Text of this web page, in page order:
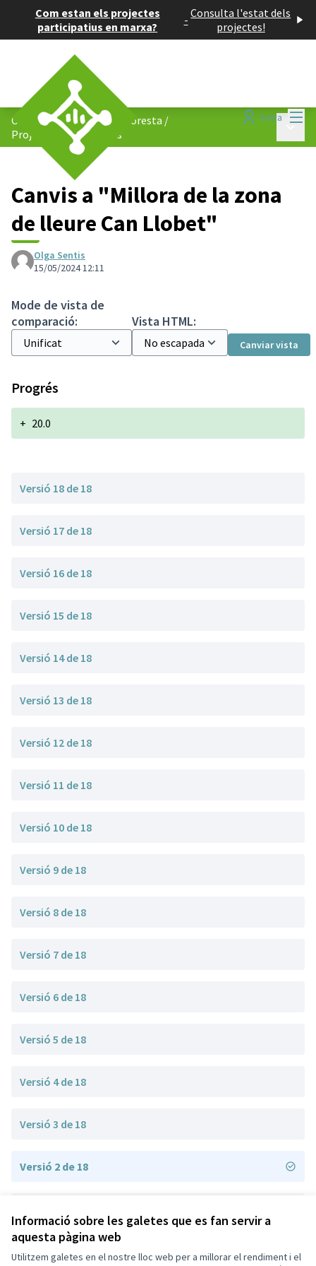
Informació sobre les galetes que es fan servir a
aquesta pàgina web
Utilitzem galetes en el nostre lloc web per a millorar el rendiment i el
Com estan els projectes
participatius en marxa?
- Consulta l'estat dels
projectes!
Entra
Consell de Barris de La Floresta /
Projectes participatius
Canvis a "Millora de la zona
de lleure Can Llobet"
Olga Sentis
15/05/2024 12:11
Mode de vista de
comparació:
Vista HTML:
Canviar vista
Progrés
+ 20.0
Versió 18 de 18
Versió 17 de 18
Versió 16 de 18
Versió 15 de 18
Versió 14 de 18
Versió 13 de 18
Versió 12 de 18
Versió 11 de 18
Versió 10 de 18
Versió 9 de 18
Versió 8 de 18
Versió 7 de 18
Versió 6 de 18
Versió 5 de 18
Versió 4 de 18
Versió 3 de 18
Versió 2 de 18
Termes i condicions d'ús